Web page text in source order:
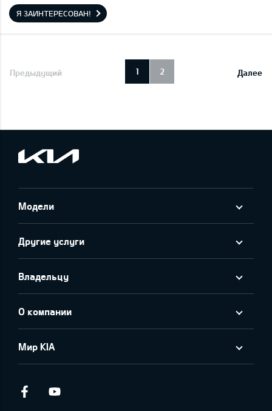
Я ЗАИНТЕРЕСОВАН!
Предыдущий Далее
1 2
Модели
Другие услуги
Владельцу
О компании
Мир KIA
Facebook